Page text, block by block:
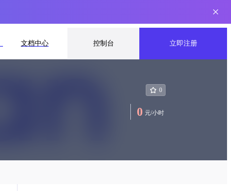
文档中心 控制台 立即注册
0
0 元/小时